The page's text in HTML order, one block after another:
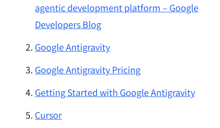
agentic development platform – Google
Developers Blog
Google Antigravity
Google Antigravity Pricing
Getting Started with Google Antigravity
Cursor